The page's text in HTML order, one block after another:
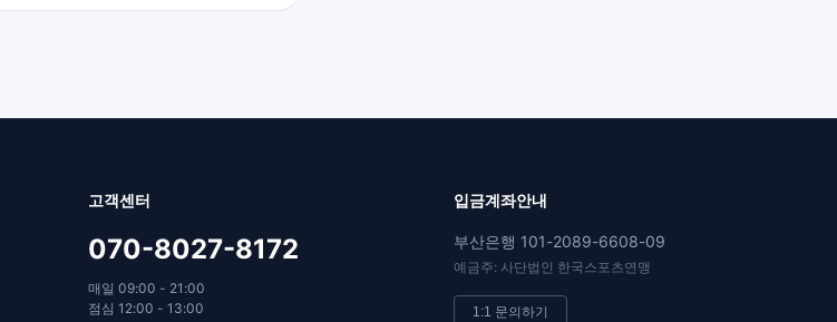
고객센터
070-8027-8172
매일 09:00 - 21:00
점심 12:00 - 13:00
입금계좌안내
부산은행 101-2089-6608-09
예금주: 사단법인 한국스포츠연맹
1:1 문의하기